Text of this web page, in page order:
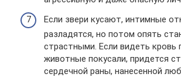
Если звери кусают, интимные
разладятся, но потом опять
страстными. Если видеть кровь
животные покусали, придется
сердечной раны, нанесенной